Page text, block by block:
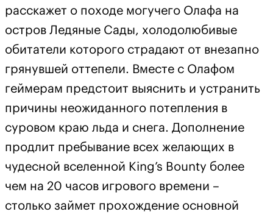
расскажет о походе могучего Олафа на
остров Ледяные Сады, холодолюбивые
обитатели которого страдают от внезапно
грянувшей оттепели. Вместе с Олафом
геймерам предстоит выяснить и устранить
причины неожиданного потепления в
суровом краю льда и снега. Дополнение
продлит пребывание всех желающих в
чудесной вселенной King’s Bounty более
чем на 20 часов игрового времени –
столько займет прохождение основной